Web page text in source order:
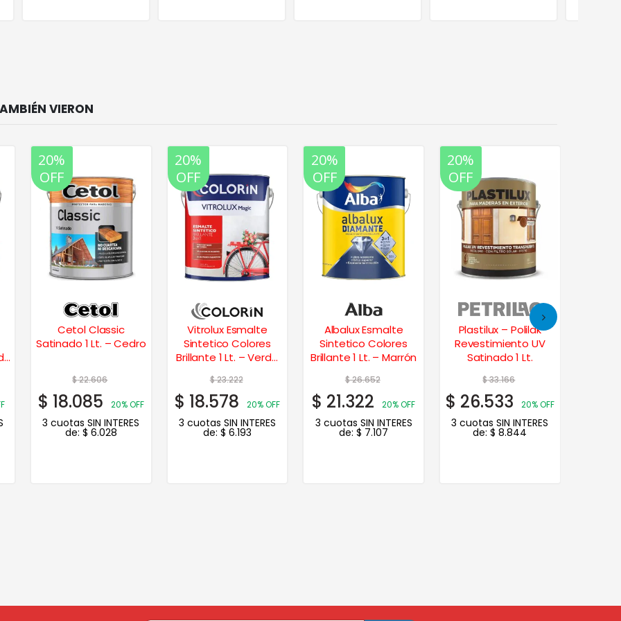
20%
OFF
Cetol Classic
Satinado 1 Lt. – Cedro
$22.606
$ 18.085 20% OFF
3 cuotas SIN INTERES
de: $ 6.028
20%
OFF
Vitrolux Esmalte
Sintetico Colores
Brillante 1 Lt. – Verde
$23.222
$ 18.578 20% OFF
3 cuotas SIN INTERES
de: $ 6.193
20%
OFF
Albalux Esmalte
Sintetico Colores
Brillante 1 Lt. – Marrón
$26.652
$ 21.322 20% OFF
3 cuotas SIN INTERES
de:$ 7.107
20%
OFF
Plastilux – Polilak
Revestimiento UV
Satinado 1 Lt.
$33.166
$ 26.533 20% OFF
3 cuotas SIN INTERES
de:$ 8.844